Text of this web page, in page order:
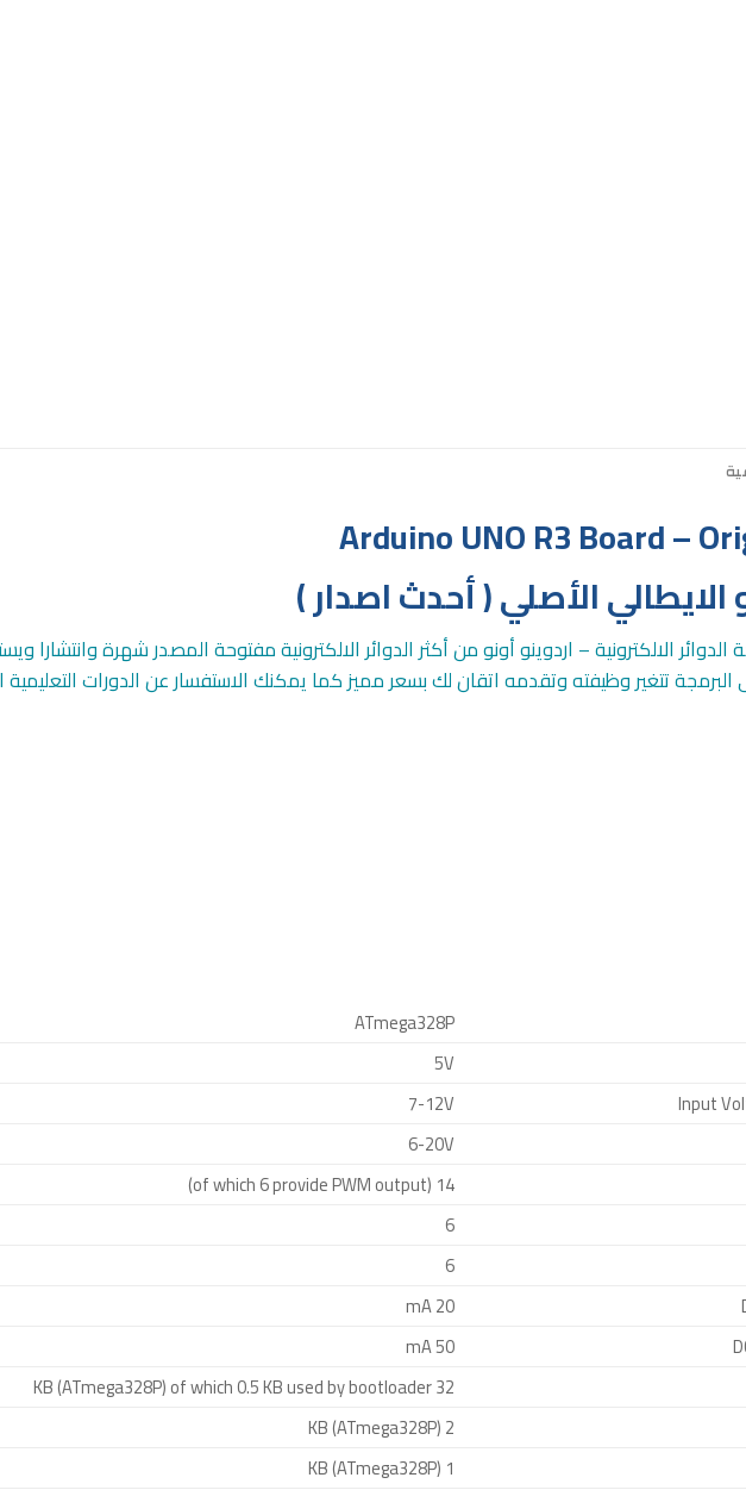
Arduino UNO R3 Board –
الايطالي الأصلي ( أحدث اصدار )
الدوائر الالكترونية – اردوينو أونو من أكثر الدوائر الالكترونية مفتوحة المصدر شهرة وانتشارا
البرمجة تتغير وظيفته وتقدمه اتقان لك بسعر مميز كما يمكنك الاستفسار عن الدورات
ATmega328P
5V
Input
7-12V
6-20V
14 (of which 6 provide PWM output)
6
6
20 mA
50 mA
32 KB (ATmega328P) of which 0.5 KB used by bootloader
2 KB (ATmega328P)
1 KB (ATmega328P)